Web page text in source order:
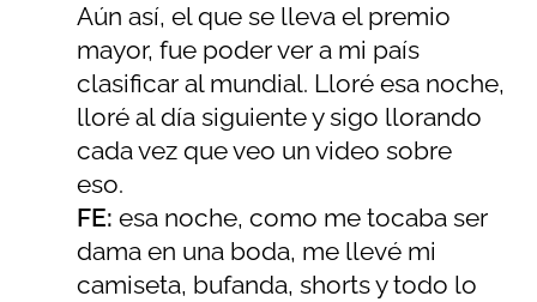
Aún así, el que se lleva el premio
mayor, fue poder ver a mi país
clasificar al mundial. Lloré esa noche,
lloré al día siguiente y sigo llorando
cada vez que veo un video sobre
eso.
FE: esa noche, como me tocaba ser
dama en una boda, me llevé mi
camiseta, bufanda, shorts y todo lo